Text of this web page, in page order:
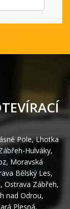
Pole,Lhotka
Hulváky,
, Moravská
Bělský Les,
, Ostrava Zábřeh,
nad Odrou,
Plesná,